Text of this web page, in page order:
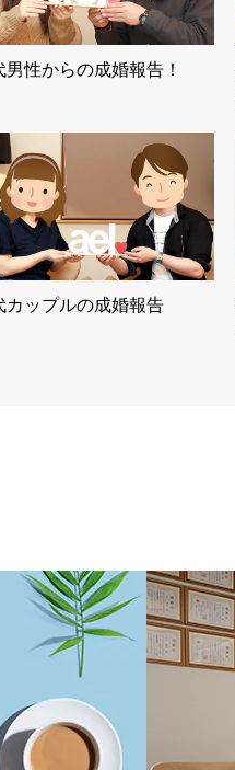
男性からの成婚報告！
カップルの成婚報告